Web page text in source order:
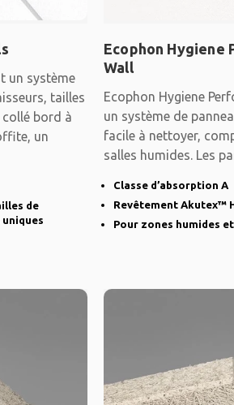
un système
tailles
collé bord à
un
de
Ecophon Hygiene
Wall
Ecophon Hygiene
un système de
facile à nettoyer,
salles humides. Les
Classe d’absorption A
Revêtement Akutex™
Pour zones humides